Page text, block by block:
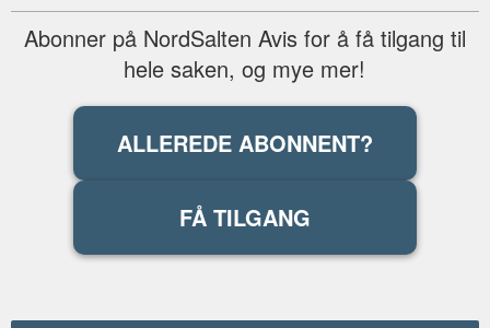
Abonner på NordSalten Avis for å få tilgang til
hele saken, og mye mer!
ALLEREDE ABONNENT?
FÅ TILGANG